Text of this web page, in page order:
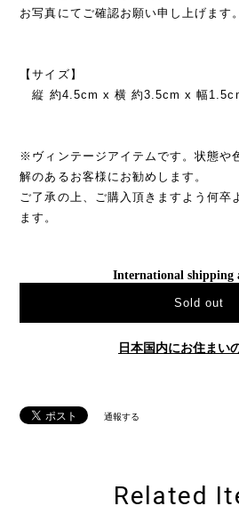
お写真にてご確認お願い申し上げます。
【サイズ】
縦 約4.5cm x 横 約3.5cm x 幅
※ヴィンテージアイテムです。状態や
解のあるお客様にお勧めします。
ご了承の上、ご購入頂きますよう何卒
ます。
International shipping
Sold out
日本国内にお住まい
通報する
Related